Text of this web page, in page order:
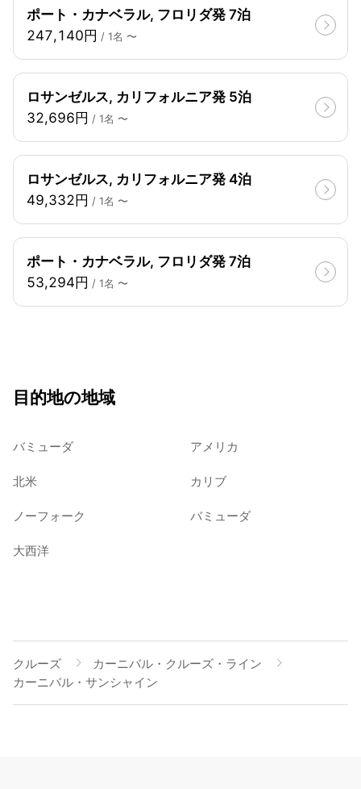
ポート・カナベラル, フロリダ発 7泊
247,140円 / 1名 〜
ロサンゼルス, カリフォルニア発 5泊
32,696円 / 1名 〜
ロサンゼルス, カリフォルニア発 4泊
49,332円 / 1名 〜
ポート・カナベラル, フロリダ発 7泊
53,294円 / 1名 〜
目的地の地域
バミューダ アメリカ
北米 カリブ
ノーフォーク バミューダ
大西洋
クルーズ
カーニバル・クルーズ・ライン
カーニバル・サンシャイン